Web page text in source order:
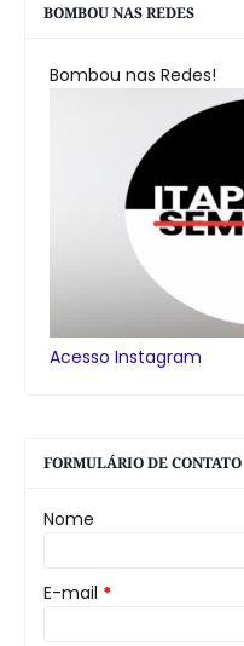
BOMBOU NAS REDES
Bombou nas Redes!
Acesso Instagram
FORMULÁRIO DE CONTATO
Nome
E-mail *